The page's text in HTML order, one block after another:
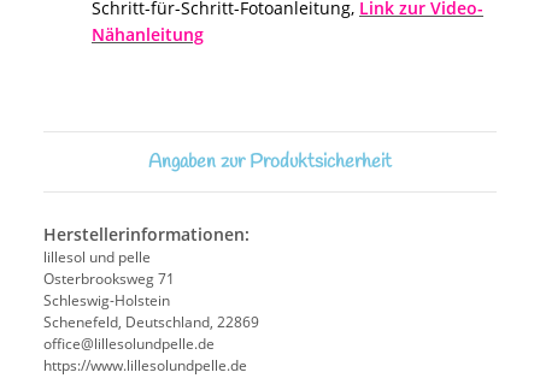
Schritt-für-Schritt-Fotoanleitung, Link zur Video-
Nähanleitung
Angaben zur Produktsicherheit
Herstellerinformationen:
lillesol und pelle
Osterbrooksweg 71
Schleswig-Holstein
Schenefeld, Deutschland, 22869
office@lillesolundpelle.de
https://www.lillesolundpelle.de